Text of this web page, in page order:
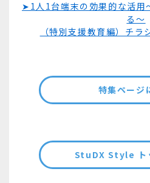
➤1人1台端末の効果的な活用
る ～
（特別支援教育編）チラ
特集ページ
StuDX Style ト